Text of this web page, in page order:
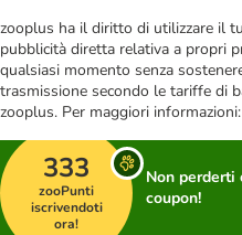
zooplus ha il diritto di utilizzare il
pubblicità diretta relativa a propri
qualsiasi momento senza
trasmissione secondo le tariffe di
zooplus. Per maggiori informazioni:
333
zooPunti
iscrivendoti
ora!
Non perderti
coupon!